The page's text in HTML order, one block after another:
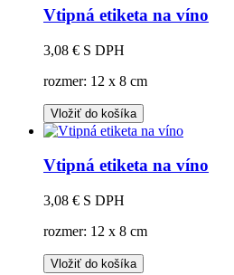
Vtipná etiketa na víno
3,08 € S DPH
rozmer: 12 x 8 cm
Vložiť do košíka
Vtipná etiketa na víno
3,08 € S DPH
rozmer: 12 x 8 cm
Vložiť do košíka